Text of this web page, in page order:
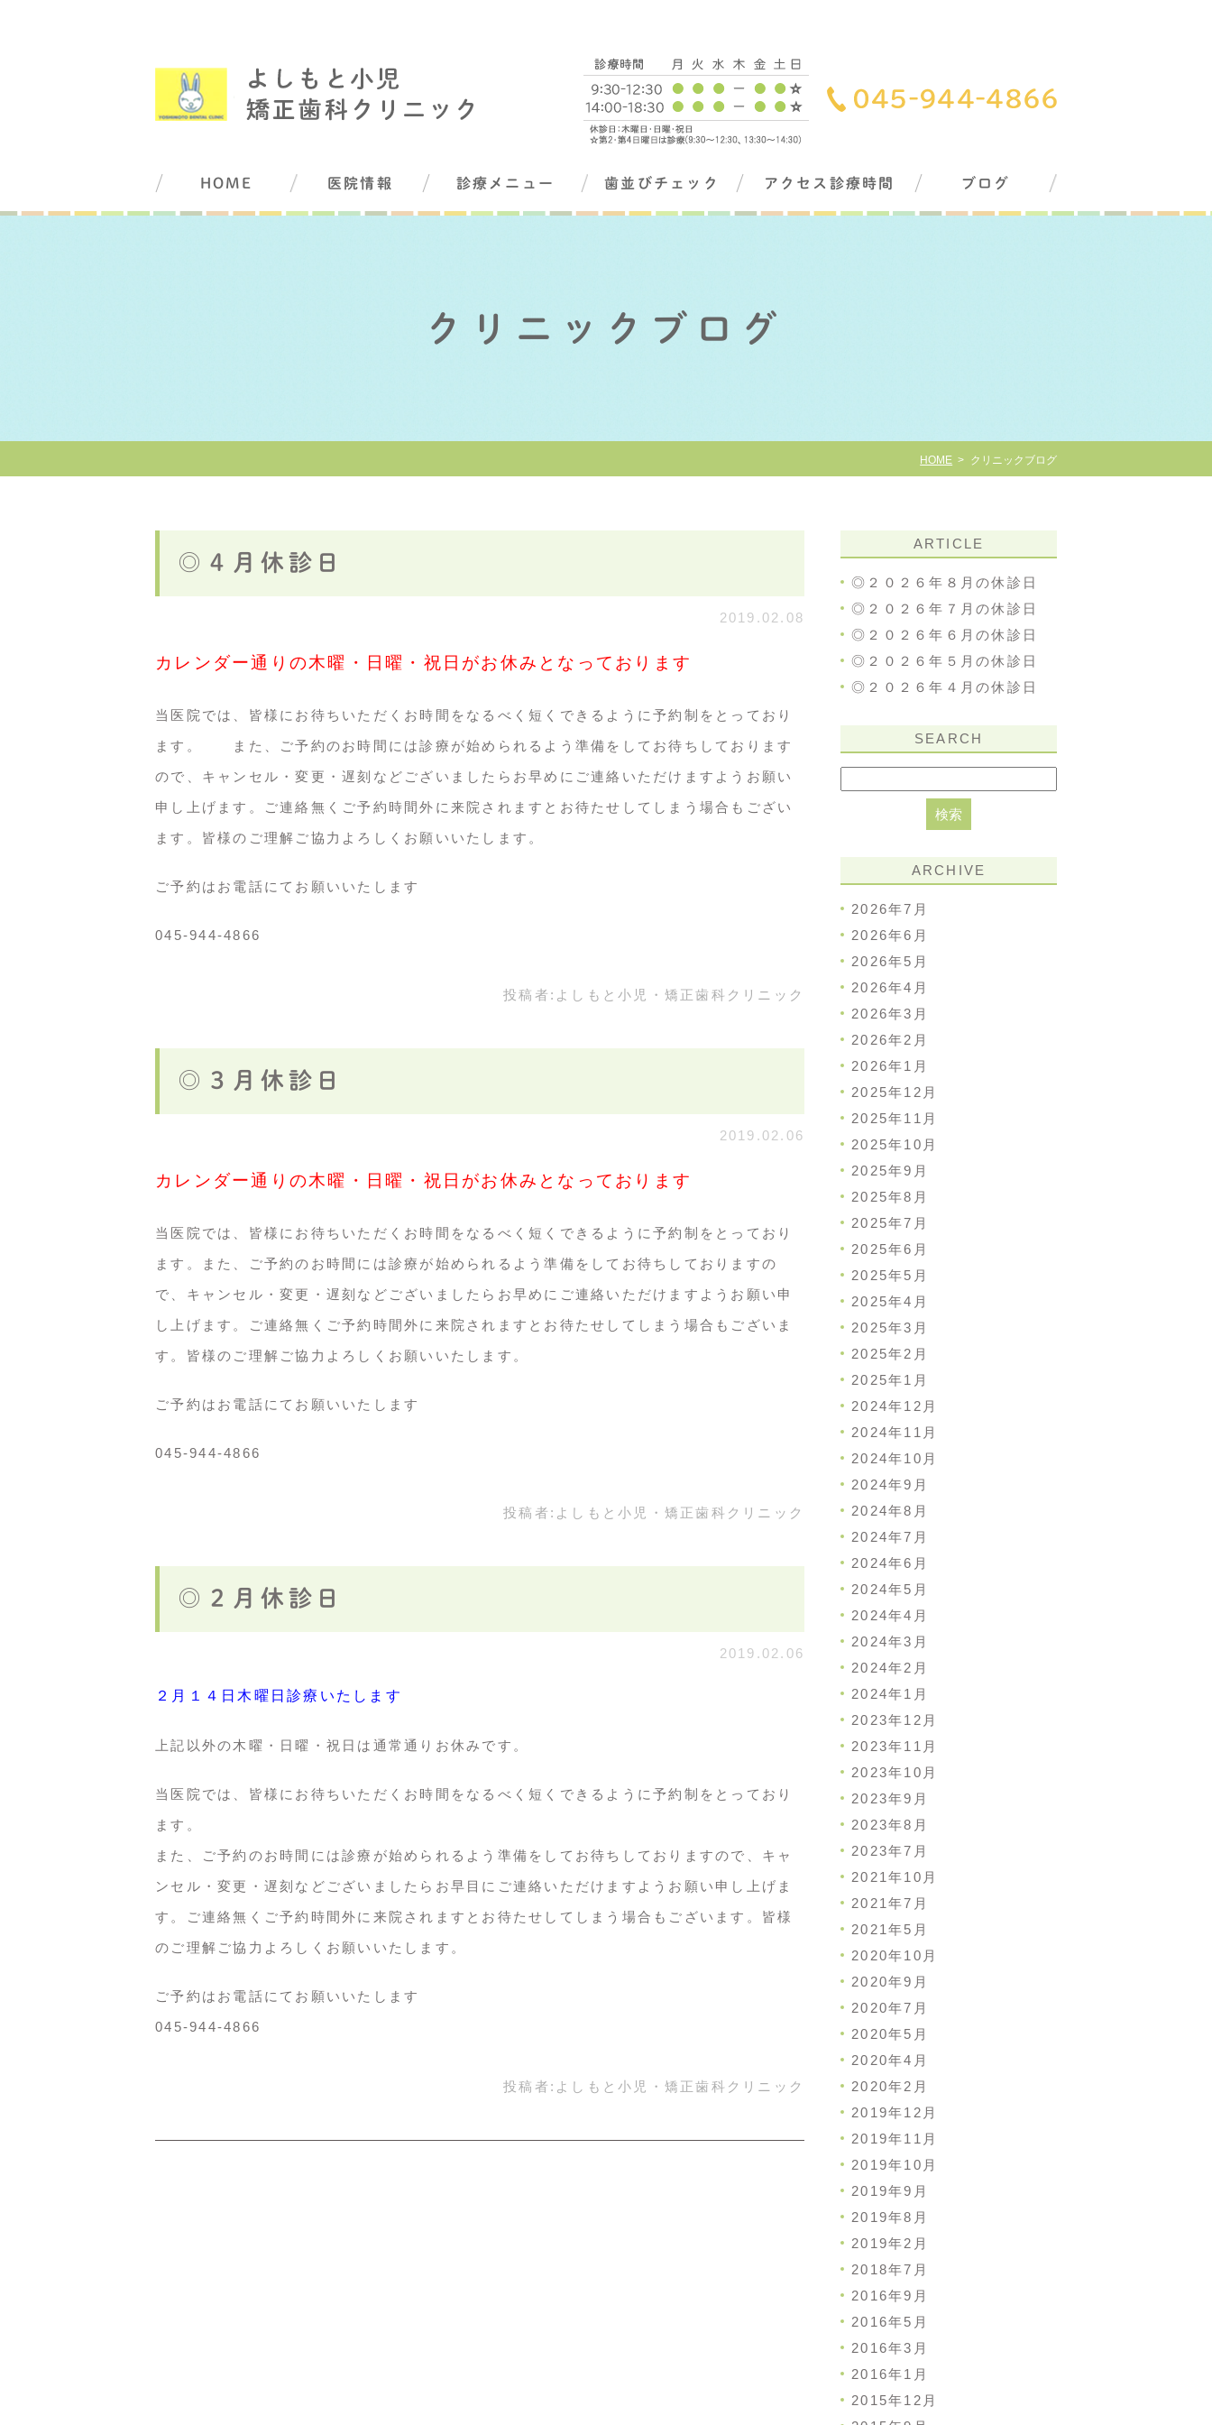
HOME 医院情報 診療メニュー 歯並びチェック アクセス診療時間 ブログ
クリニックブログ
HOME クリニックブログ
◎４月休診日
2019.02.08
カレンダー通りの木曜・日曜・祝日がお休みとなっております
当医院では、皆様にお待ちいただくお時間をなるべく短くできるように予約制をとっており
ます。 また、ご予約のお時間には診療が始められるよう準備をしてお待ちしております
ので、キャンセル・変更・遅刻などございましたらお早めにご連絡いただけますようお願い
申し上げます。ご連絡無くご予約時間外に来院されますとお待たせしてしまう場合もござい
ます。皆様のご理解ご協力よろしくお願いいたします。
ご予約はお電話にてお願いいたします
045-944-4866
投稿者: よしもと小児・矯正歯科クリニック
◎３月休診日
2019.02.06
カレンダー通りの木曜・日曜・祝日がお休みとなっております
当医院では、皆様にお待ちいただくお時間をなるべく短くできるように予約制をとっており
ます。また、ご予約のお時間には診療が始められるよう準備をしてお待ちしておりますの
で、キャンセル・変更・遅刻などございましたらお早めにご連絡いただけますようお願い申
し上げます。ご連絡無くご予約時間外に来院されますとお待たせしてしまう場合もございま
す。皆様のご理解ご協力よろしくお願いいたします。
ご予約はお電話にてお願いいたします
045-944-4866
投稿者: よしもと小児・矯正歯科クリニック
◎２月休診日
2019.02.06
２月１４日木曜日診療いたします
上記以外の木曜・日曜・祝日は通常通りお休みです。
当医院では、皆様にお待ちいただくお時間をなるべく短くできるように予約制をとっており
ます。
また、ご予約のお時間には診療が始められるよう準備をしてお待ちしておりますので、キャ
ンセル・変更・遅刻などございましたらお早目にご連絡いただけますようお願い申し上げま
す。ご連絡無くご予約時間外に来院されますとお待たせしてしまう場合もございます。皆様
のご理解ご協力よろしくお願いいたします。
ご予約はお電話にてお願いいたします
045-944-4866
投稿者: よしもと小児・矯正歯科クリニック
ARTICLE
◎２０２６年８月の休診日
◎２０２６年７月の休診日
◎２０２６年６月の休診日
◎２０２６年５月の休診日
◎２０２６年４月の休診日
SEARCH
ARCHIVE
2026年7月
2026年6月
2026年5月
2026年4月
2026年3月
2026年2月
2026年1月
2025年12月
2025年11月
2025年10月
2025年9月
2025年8月
2025年7月
2025年6月
2025年5月
2025年4月
2025年3月
2025年2月
2025年1月
2024年12月
2024年11月
2024年10月
2024年9月
2024年8月
2024年7月
2024年6月
2024年5月
2024年4月
2024年3月
2024年2月
2024年1月
2023年12月
2023年11月
2023年10月
2023年9月
2023年8月
2023年7月
2021年10月
2021年7月
2021年5月
2020年10月
2020年9月
2020年7月
2020年5月
2020年4月
2020年2月
2019年12月
2019年11月
2019年10月
2019年9月
2019年8月
2019年2月
2018年7月
2016年9月
2016年5月
2016年3月
2016年1月
2015年12月